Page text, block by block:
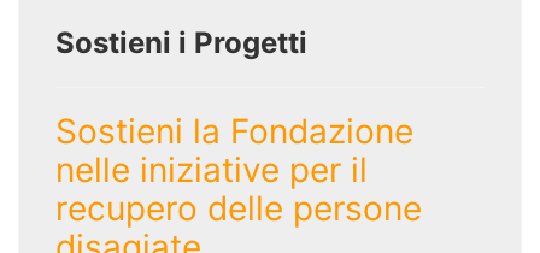
Sostieni i Progetti
Sostieni la Fondazione
nelle iniziative per il
recupero delle persone